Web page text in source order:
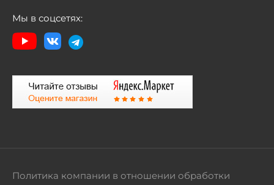
Мы в соцсетях:
Политика компании в отношении обработки